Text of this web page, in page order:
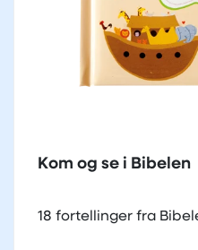
Kom og se i Bibelen
18 fortellinger fra